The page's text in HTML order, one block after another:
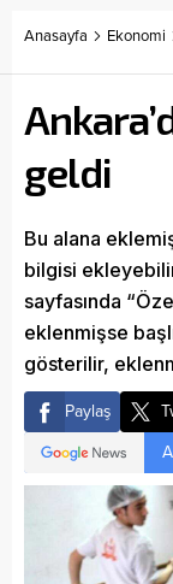
Anasayfa Ekonomi
geldi
Bu alana
bilgisi
sayfasında
eklenmişse
gösterilir,
Paylaş